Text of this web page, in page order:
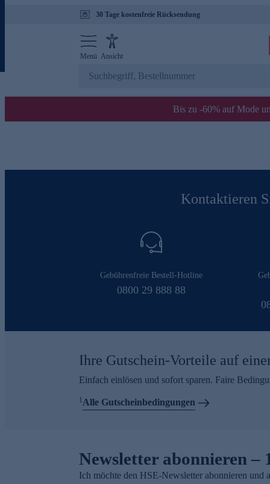
30 Tage kostenfreie Rücksendung
Menü Ansicht
Bis zu -60% auf Mode
Kontaktieren
Gebührenfreie Bestell-Hotline
0800 29 888 88
Ihre Gutschein-Vorteile auf
Einfach einlösen und sofort sparen. Faire
1Alle Gutscheinbedingungen
Newsletter abonnieren –
Ich möchte den HSE-Newsletter abonnieren und